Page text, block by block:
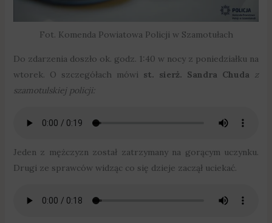
Fot. Komenda Powiatowa Policji w Szamotułach
Do zdarzenia doszło ok. godz. 1:40 w nocy z poniedziałku na
wtorek. O szczegółach mówi st. sierż. Sandra Chuda z
szamotulskiej policji:
Jeden z mężczyzn został zatrzymany na gorącym uczynku.
Drugi ze sprawców widząc co się dzieje zaczął uciekać.